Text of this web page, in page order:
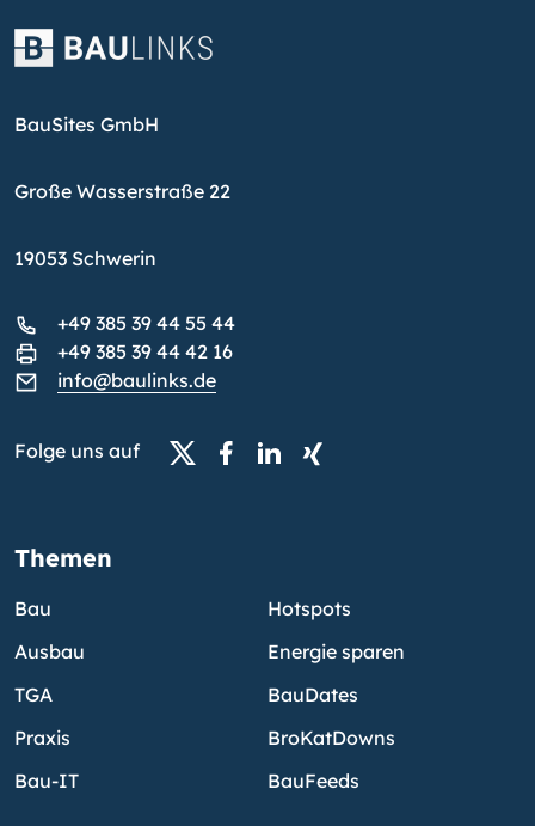
BauSites GmbH
Große Wasserstraße 22
19053 Schwerin
+49 385 39 44 55 44
+49 385 39 44 42 16
info@baulinks.de
Folge uns auf
Themen
Bau
Ausbau
TGA
Praxis
Bau-IT
Hotspots
Energie sparen
BauDates
BroKatDowns
BauFeeds